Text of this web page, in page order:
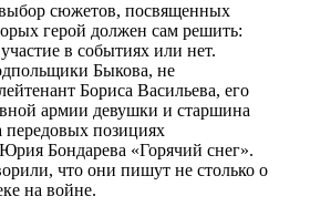
сюжетов, посвященных
герой должен сам решить:
в событиях или нет.
Быкова, не
Бориса Васильева, его
армии девушки и старшина
передовых позициях
Бондарева «Горячий снег».
что они пишут не столько о
на войне.